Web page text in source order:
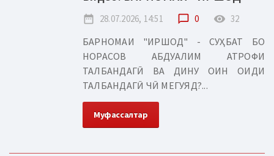
date_range 28.07.2026, 14:51 chat_bubble_outline 0 remove_red_eye 32
БАРНОМАИ "ИРШОД" - СУҲБАТ БО
НОРАСОВ АБДУАЛИМ АТРОФИ
ТАЛБАНДАГӢ ВА ДИНУ ОИН ОИДИ
ТАЛБАНДАГӢ ЧӢ МЕГУЯД?...
Муфассалтар